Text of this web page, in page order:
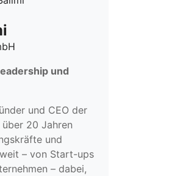
und
und CEO der
20 Jahren
und
– von Start-ups
– dabei,